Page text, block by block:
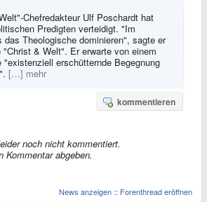
Chefredakteur Ulf Poschardt hat
Predigten verteidigt. "Im
das Theologische dominieren", sagte er
& Welt". Er erwarte von einem
erschütternde Begegnung
[…] mehr
kommentieren
noch nicht kommentiert.
abgeben.
News anzeigen :: Forenthread eröffnen